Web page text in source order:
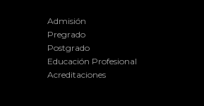
Admisión
Pregrado
Postgrado
Educación Profesional
Acreditaciones